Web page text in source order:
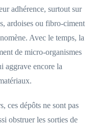
adhérence, surtout sur
ardoises ou fibro-ciment
Avec le temps, la
de micro-organismes
aggrave encore la
ces dépôts ne sont pas
obstruer les sorties de